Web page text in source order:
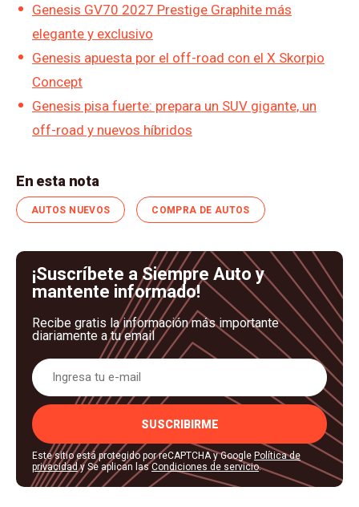
Genesis GV70 2027 Prestige Graphite más
elegante y exclusivo
Genesis apuesta por el off-road con el X Skorpio
Concept
Genesis pisa fuerte: prepara un SUV gigante, un
off-road y nuevos híbridos
En esta nota
AUTOS NUEVOS COMPRA DE AUTOS
¡Suscríbete a Siempre Auto y
mantente informado!
Recibe gratis la información más importante
diariamente a tu email
SUSCRIBIRME
Este sitio está protegido por reCAPTCHA y Google Política de
privacidad y Se aplican lasCondiciones de servicio.